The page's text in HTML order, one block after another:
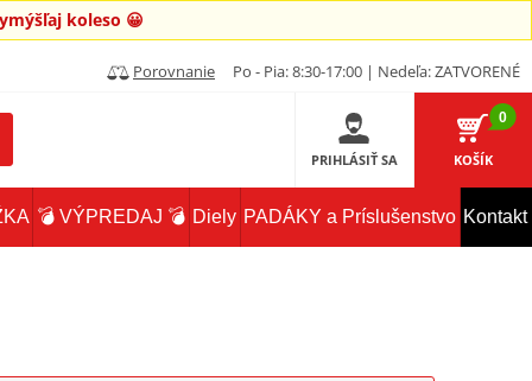
koleso 😀
Porovnanie Po - Pia: 8:30-17:00 | Nedeľa: ZATVORENÉ
PRIHLÁSIŤ SA
0
KOŠÍK
💣 VÝPREDAJ 💣 Diely PADÁKY a Príslušenstvo Kontakt